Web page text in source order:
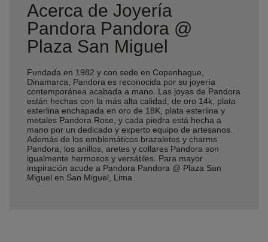
Acerca de Joyería
Pandora Pandora @
Plaza San Miguel
Fundada en 1982 y con sede en Copenhague,
Dinamarca, Pandora es reconocida por su joyería
contemporánea acabada a mano. Las joyas de Pandora
están hechas con la más alta calidad, de oro 14k, plata
esterlina enchapada en oro de 18K, plata esterlina y
metales Pandora Rose, y cada piedra está hecha a
mano por un dedicado y experto equipo de artesanos.
Además de los emblemáticos brazaletes y charms
Pandora, los anillos, aretes y collares Pandora son
igualmente hermosos y versátiles. Para mayor
inspiración acude a Pandora Pandora @ Plaza San
Miguel en San Miguel, Lima.